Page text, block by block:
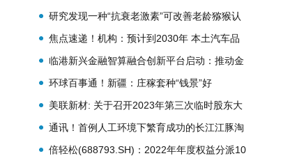
道经营，砸车伤人在先
研究发现一种“抗衰老激素”可改善老龄猕猴认
知能力|环球实时
焦点速递！机构：预计到2030年 本土汽车品
牌在中国将占据65%的市场份额
临港新兴金融智算融合创新平台启动：推动金
融数据产业快速发展_全球快消息
环球百事通！新疆：庄稼套种“钱景”好
美联新材: 关于召开2023年第三次临时股东大
会的通知-即时
通讯！首例人工环境下繁育成功的长江江豚淘
淘迎来18岁生日
倍轻松(688793.SH)：2022年年度权益分派10